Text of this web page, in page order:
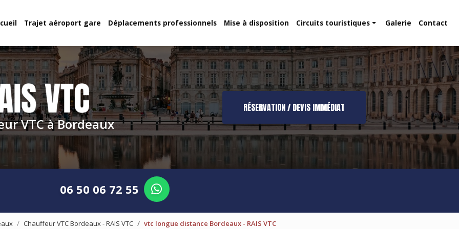
Trajet aéroport gare Déplacements professionnels Mise à disposition Circuits touristiques
Route des vins
Dune du Pilat
Galerie Contact
VTC à Bordeaux
RÉSERVATION / DEVIS IMMÉDIAT
06 50 06 72 55
Chauffeur VTC Bordeaux - RAIS VTC vtc longue distance Bordeaux - RAIS VTC